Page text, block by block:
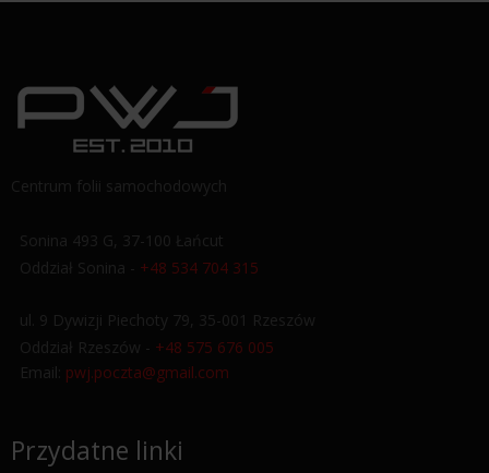
Centrum folii samochodowych
Sonina 493 G, 37-100 Łańcut
Oddział Sonina - +48 534 704 315
ul. 9 Dywizji Piechoty 79, 35-001 Rzeszów
Oddział Rzeszów - +48 575 676 005
Email: pwj.poczta@gmail.com
Przydatne linki